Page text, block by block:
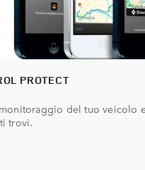
PROTECT
del tuo veicolo
trovi.